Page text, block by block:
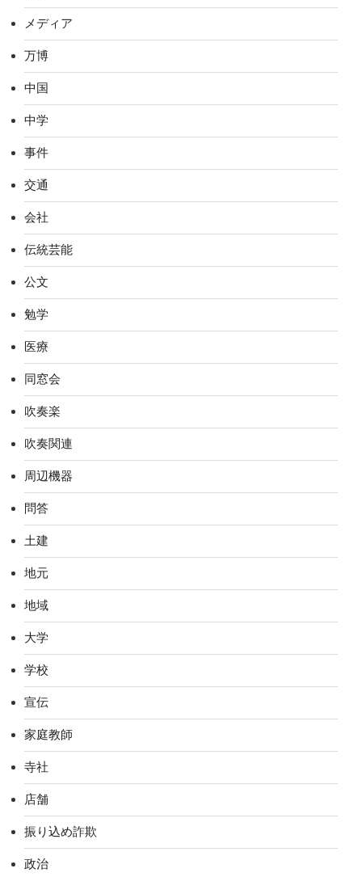
メディア
万博
中国
中学
事件
交通
会社
伝統芸能
公文
勉学
医療
同窓会
吹奏楽
吹奏関連
周辺機器
問答
土建
地元
地域
大学
学校
宣伝
家庭教師
寺社
店舗
振り込め詐欺
政治